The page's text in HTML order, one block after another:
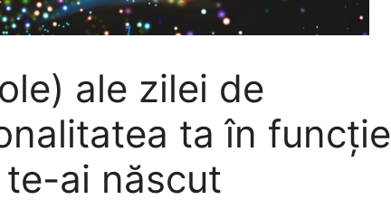
ale zilei de
ta în funcție
ai născut